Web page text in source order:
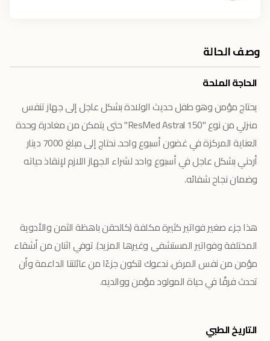
وصف الحالة
الحاجة الملحة
يحتاج مؤمن وهو طفل حديث الولادة بشكل عاجل إلى جهاز تنفس
منزلي من نوع "ResMed Astral 150" حتى يتمكن من مغادرة وحدة
العناية المركزة في غضون أسبوع واحد. نحتاج إلى مبلغ 7000 دينار
أردني بشكل عاجل في أسبوع واحد لشراء الجهاز اللازم لإنقاذ حياته
وضمان نجاح شفائه.
هذا جزء صغير فواتير كثيرة مكلفة (كالحقن باهظة الثمن والأدوية
المختلفة وفواتير المستشفى وغيرها المزيد). توفي اثنان من أشقاء
مؤمن من نفس المرض. ندعوك لتكون جزءًا من عائلتنا الداعمة وأن
تحدث فرقًا في حياة المولود مؤمن ووالديه.
التاريخ الطبي